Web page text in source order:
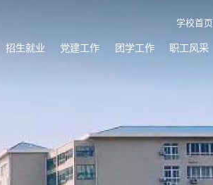
学校首页
招生就业 党建工作 团学工作 职工风采